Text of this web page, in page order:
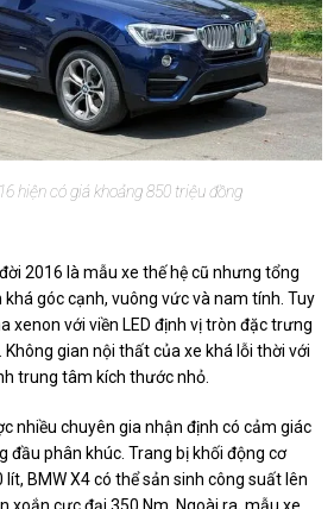
hiện có giá khoảng 850 triệu đồng
2016 là mẫu xe thế hệ cũ nhưng tổng
góc cạnh, vuông vức và nam tính. Tuy
xenon với viền LED định vị tròn đặc trưng
Không gian nội thất của xe khá lỗi thời với
trung tâm kích thước nhỏ.
nhiều chuyên gia nhận định có cảm giác
đầu phân khúc. Trang bị khối động cơ
BMW X4 có thể sản sinh công suất lên